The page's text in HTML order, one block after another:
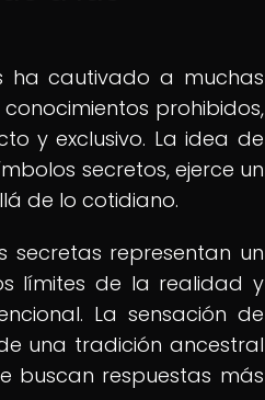
ha cautivado a muchas
prohibidos,
y exclusivo. La idea de
secretos, ejerce un
de lo cotidiano.
secretas representan un
límites de la realidad y
La sensación de
una tradición ancestral
buscan respuestas más